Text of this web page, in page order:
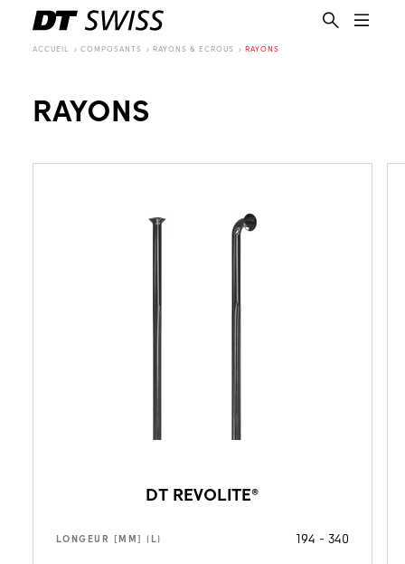
ACCUEIL COMPOSANTS RAYONS & ECROUS RAYONS
RAYONS
DT REVOLITE®
LONGEUR [MM] (L) 194 - 340